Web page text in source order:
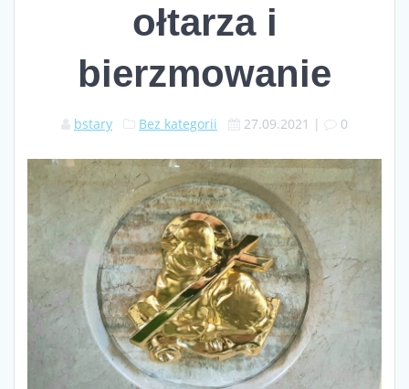
ołtarza i
bierzmowanie
bstary Bez kategorii 27.09.2021 | 0